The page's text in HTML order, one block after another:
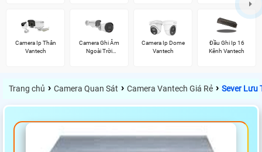
Camera Ip Thân
Vantech
Camera Ghi Âm
Ngoài Trời
Camera Ip Dome
Vantech
Đầu Ghi Ip 16
Kênh Vantech
Trang chủ › Camera Quan Sát › Camera Vantech Giá Rẻ › Sever Lưu